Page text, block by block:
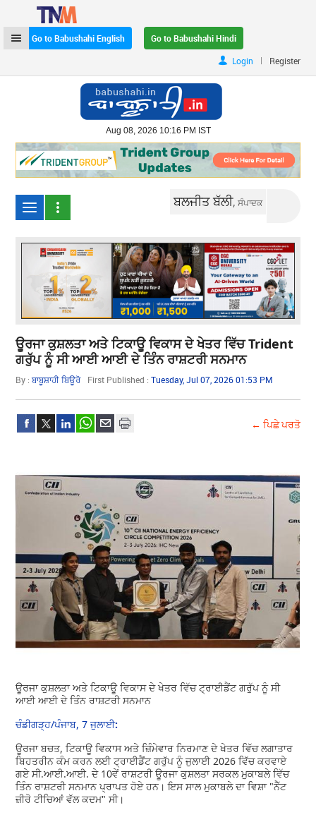
Go to Babushahi English
Go to Babushahi Hindi
Login
| Register
Aug 08, 2026 10:16 PM IST
ਬਲਜੀਤ ਬੱਲੀ,ਸੰਪਾਦਕ
ਊਰਜਾ ਕੁਸ਼ਲਤਾ ਅਤੇ ਟਿਕਾਊ ਵਿਕਾਸ ਦੇ ਖੇਤਰ ਵਿੱਚ Trident
ਗਰੁੱਪ ਨੂੰ ਸੀ ਆਈ ਆਈ ਦੇ ਤਿੰਨ ਰਾਸ਼ਟਰੀ ਸਨਮਾਨ
By :ਬਾਬੂਸ਼ਾਹੀ ਬਿਊਰੋ First Published :Tuesday, Jul 07, 2026 01:53 PM
← ਪਿਛੇ ਪਰਤੋ
ਊਰਜਾ ਕੁਸ਼ਲਤਾ ਅਤੇ ਟਿਕਾਊ ਵਿਕਾਸ ਦੇ ਖੇਤਰ ਵਿੱਚ ਟ੍ਰਾਈਡੈਂਟ ਗਰੁੱਪ ਨੂੰ ਸੀ
ਆਈ ਆਈ ਦੇ ਤਿੰਨ ਰਾਸ਼ਟਰੀ ਸਨਮਾਨ
ਚੰਡੀਗੜ੍ਹ/ਪੰਜਾਬ, 7ਜੁਲਾਈ:
ਊਰਜਾ ਬਚਤ, ਟਿਕਾਊ ਵਿਕਾਸ ਅਤੇ ਜ਼ਿੰਮੇਵਾਰ ਨਿਰਮਾਣ ਦੇ ਖੇਤਰ ਵਿੱਚ ਲਗਾਤਾਰ
ਬਿਹਤਰੀਨ ਕੰਮ ਕਰਨ ਲਈ ਟ੍ਰਾਈਡੈਂਟ ਗਰੁੱਪ ਨੂੰ ਜੁਲਾਈ 2026 ਵਿੱਚ ਕਰਵਾਏ
ਗਏ ਸੀ.ਆਈ.ਆਈ. ਦੇ 10ਵੇਂ ਰਾਸ਼ਟਰੀ ਊਰਜਾ ਕੁਸ਼ਲਤਾ ਸਰਕਲ ਮੁਕਾਬਲੇ ਵਿੱਚ
ਤਿੰਨ ਰਾਸ਼ਟਰੀ ਸਨਮਾਨ ਪ੍ਰਾਪਤ ਹੋਏ ਹਨ। ਇਸ ਸਾਲ ਮੁਕਾਬਲੇ ਦਾ ਵਿਸ਼ਾ "ਨੈੱਟ
ਜ਼ੀਰੋ ਟੀਚਿਆਂ ਵੱਲ ਕਦਮ" ਸੀ।